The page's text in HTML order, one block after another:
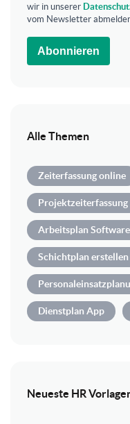
wir in unserer
vom Newsletter
Abonnieren
Alle Themen
Zeiterfassung online
Projektzeiterfassung
Arbeitsplan Software
Schichtplan erstellen
Dienstplan App
Neueste HR